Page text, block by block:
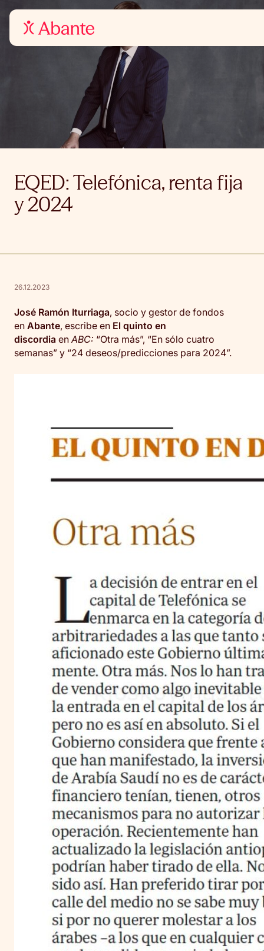
EQED: Telefónica, renta fija
y 2024
26.12.2023
José Ramón Iturriaga, socio y gestor de fondos
en Abante, escribe en El quinto en
discordia en ABC: “Otra más”, “En sólo cuatro
semanas” y “24 deseos/predicciones para 2024”.